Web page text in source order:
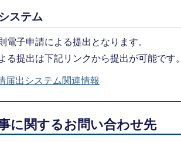
ステム
電子申請による提出となります。
る提出は下記リンクから提出が可能です。
届出システム関連情報
に関するお問い合わせ先